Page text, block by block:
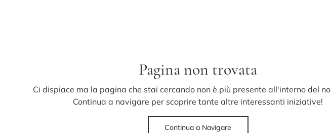
Pagina non trovata
Ci dispiace ma la pagina che stai cercando non è più presente all'interno del
Continua a navigare per scoprire tante altre interessanti iniziative!
Continua a Navigare